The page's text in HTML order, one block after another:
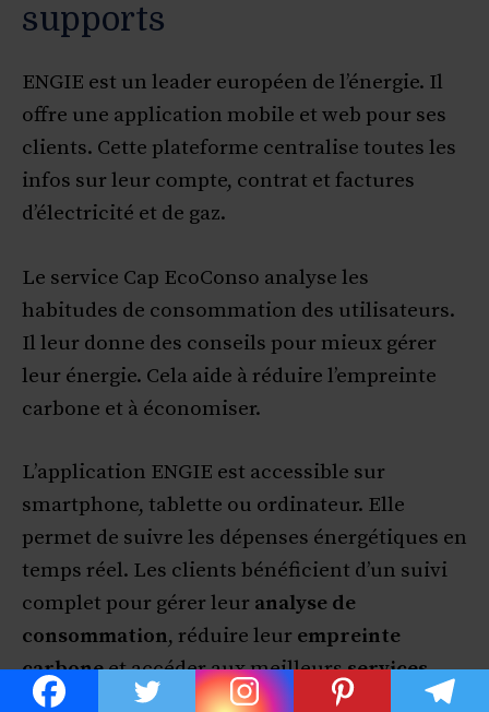
supports
ENGIE est un leader européen de l’énergie. Il
offre une application mobile et web pour ses
clients. Cette plateforme centralise toutes les
infos sur leur compte, contrat et factures
d’électricité et de gaz.
Le service Cap EcoConso analyse les
habitudes de consommation des utilisateurs.
Il leur donne des conseils pour mieux gérer
leur énergie. Cela aide à réduire l’empreinte
carbone et à économiser.
L’application ENGIE est accessible sur
smartphone, tablette ou ordinateur. Elle
permet de suivre les dépenses énergétiques en
temps réel. Les clients bénéficient d’un suivi
complet pour gérer leur analyse de
consommation, réduire leur empreinte
carboneet accéder aux meilleursservices
énergétiques.